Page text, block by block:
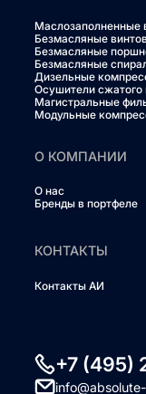
Маслозаполненные
Безмасляные
Безмасляные
Безмасляные
Дизельные
Осушители сжатого
Магистральные
Модульные
О КОМПАНИИ
О нас
Бренды в портфеле
КОНТАКТЫ
Контакты АИ
+7 (495)